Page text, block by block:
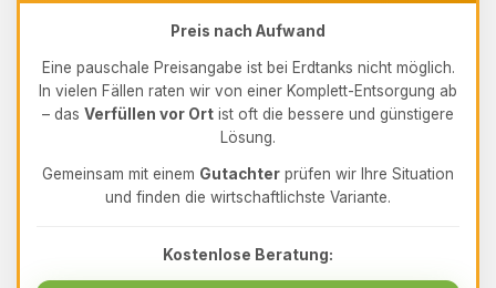
Preis nach Aufwand
Eine pauschale Preisangabe ist bei Erdtanks nicht möglich.
In vielen Fällen raten wir von einer Komplett-Entsorgung ab
– das Verfüllen vor Ort ist oft die bessere und günstigere
Lösung.
Gemeinsam mit einem Gutachter prüfen wir Ihre Situation
und finden die wirtschaftlichste Variante.
Kostenlose Beratung: